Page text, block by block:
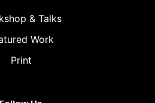
& Talks
Work
Print